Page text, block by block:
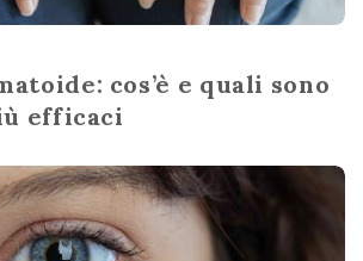
cos’è e quali sono
efficaci